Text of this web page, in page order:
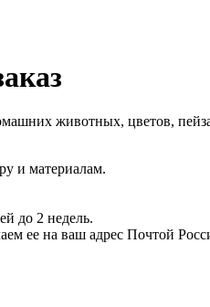
животных, цветов,
и материалам.
до 2 недель.
ее на ваш адрес Почтой